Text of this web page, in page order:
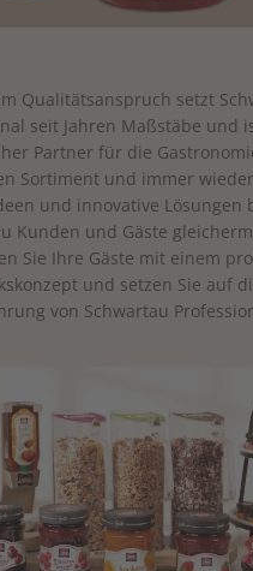
Qualitätsanspruch setzt
seit Jahren Maßstäbe und
Partner für die
Sortiment und immer
und innovative Lösungen
Kunden und Gäste
Sie Ihre Gäste mit einem
und setzen Sie auf
von Schwartau